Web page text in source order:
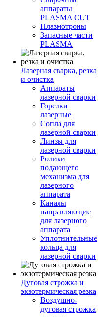
аппараты
PLASMA CUT
Плазмотроны
Запасные части
PLASMA
Лазерная сварка, резка
и очистка
Аппараты
лазерной сварки
Горелки
лазерные
Сопла для
лазерной сварки
Линзы для
лазерной сварки
Ролики
подающего
механизма для
лазерного
аппарата
Каналы
направляющие
для лазерного
аппарата
Уплотнительные
кольца для
лазерной сварки
Дуговая строжка и
экзотермическая резка
Воздушно-
дуговая строжка